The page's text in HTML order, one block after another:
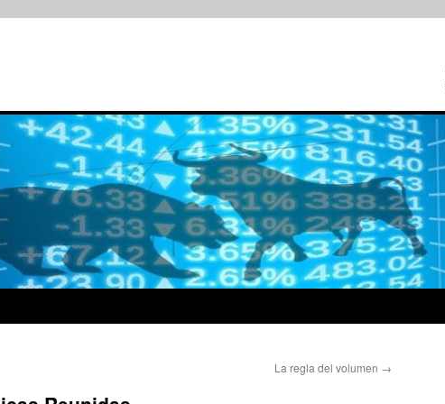
La regla del volumen →